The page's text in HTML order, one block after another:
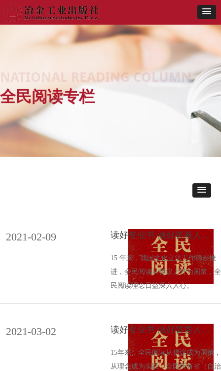
读好专业书 做好答卷人
——关于促进钢铁行业全民
阅读工作的倡议
15 年来，我国文化立法工作稳步推
进，全民阅读从倡议上升为国策，全
民阅读理念日益深入人心。
2021-02-09
读好专业书 做好答卷人
——关于促进有色金属行业
全民阅读工作的倡议
15年来，全民阅读从倡议成为国策，
从理念成为实践，全国所有省（自治
2021-03-02
全民阅读专栏
NATIONAL READING COLUMN